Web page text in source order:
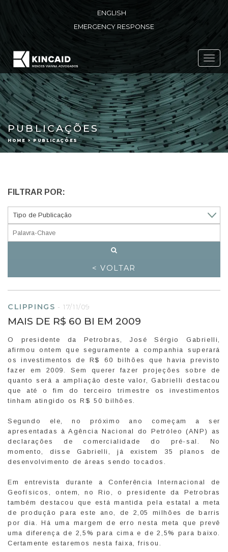
ENGLISH
EMERGENCY RESPONSE
PUBLICAÇÕES
HOME > PUBLICAÇÕES
FILTRAR POR:
< VOLTAR
CLIPPINGS -17/11/09
MAIS DE R$ 60 BI EM 2009
O presidente da Petrobras, José Sérgio Gabrielli,
afirmou ontem que seguramente a companhia superará
os investimentos de R$ 60 bilhões que havia previsto
fazer em 2009. Sem querer fazer projeções sobre de
quanto será a ampliação deste valor, Gabrielli destacou
que até o fim do terceiro trimestre os investimentos
tinham atingido os R$ 50 bilhões.
Segundo ele, no próximo ano começam a ser
apresentadas à Agência Nacional do Petróleo (ANP) as
declarações de comercialidade do pré-sal. No
momento, disse Gabrielli, já existem 35 planos de
desenvolvimento de áreas sendo tocados.
Em entrevista durante a Conferência Internacional de
Geofísicos, ontem, no Rio, o presidente da Petrobras
também destacou que está mantida pela estatal a meta
de produção para este ano, de 2,05 milhões de barris
por dia. Há uma margem de erro nesta meta que prevê
uma diferença de 2,5% para cima e de 2,5% para baixo.
Certamente estaremos nesta faixa, frisou.